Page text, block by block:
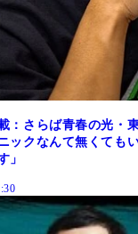
：さらば青春の光・
ックなんて無くても
」